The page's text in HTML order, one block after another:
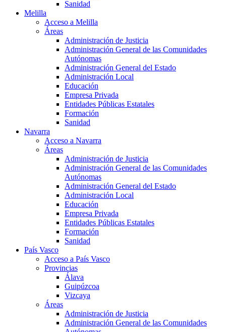
Sanidad
Melilla
Acceso a Melilla
Áreas
Administración de Justicia
Administración General de las Comunidades
Autónomas
Administración General del Estado
Administración Local
Educación
Empresa Privada
Entidades Públicas Estatales
Formación
Sanidad
Navarra
Acceso a Navarra
Áreas
Administración de Justicia
Administración General de las Comunidades
Autónomas
Administración General del Estado
Administración Local
Educación
Empresa Privada
Entidades Públicas Estatales
Formación
Sanidad
País Vasco
Acceso a País Vasco
Provincias
Álava
Guipúzcoa
Vizcaya
Áreas
Administración de Justicia
Administración General de las Comunidades